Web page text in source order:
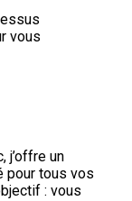
vous
j’offre un
pour tous vos
: vous